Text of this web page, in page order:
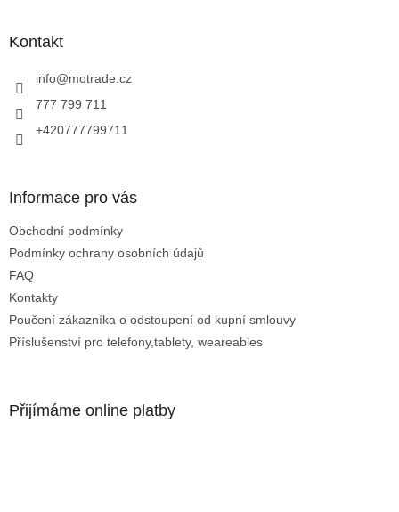
Kontakt
info@motrade.cz
777 799 711
+420777799711
Informace pro vás
Obchodní podmínky
Podmínky ochrany osobních údajů
FAQ
Kontakty
Poučení zákazníka o odstoupení od kupní smlouvy
Příslušenství pro telefony,tablety, weareables
Přijímáme online platby